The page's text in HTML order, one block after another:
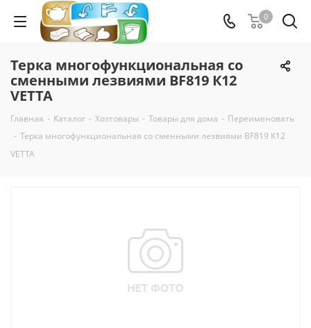
0
Терка многофункциональная со
сменными лезвиями BF819 К12
VETTA
Главная - Каталог - Хозтовары - Товары для дома - Переименовать
- Терка многофункциональная со сменными лезвиями BF819 К12
VETTA